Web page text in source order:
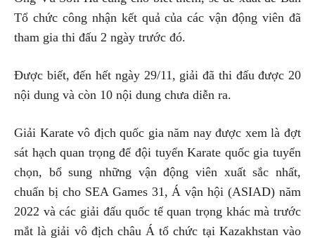
Tổ chức công nhận kết quả của các vận động viên đã
tham gia thi đấu 2 ngày trước đó.
Được biết, đến hết ngày 29/11, giải đã thi đấu được 20
nội dung và còn 10 nội dung chưa diễn ra.
Giải Karate vô địch quốc gia năm nay được xem là đợt
sát hạch quan trọng để đội tuyển Karate quốc gia tuyển
chọn, bổ sung những vận động viên xuất sắc nhất,
chuẩn bị cho SEA Games 31, Á vận hội (ASIAD) năm
2022 và các giải đấu quốc tế quan trọng khác mà trước
mắt là giải vô địch châu Á tổ chức tại Kazakhstan vào